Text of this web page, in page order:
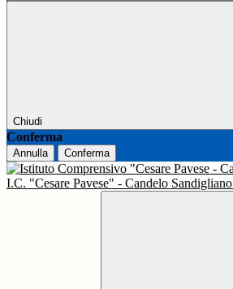
Chiudi
Conferma
Annulla Conferma
I.C. "Cesare Pavese" - Candelo Sandigliano